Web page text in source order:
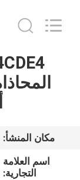
منزل،
معلومات
مكان المنشأ:
اسم العلامة
التجارية: